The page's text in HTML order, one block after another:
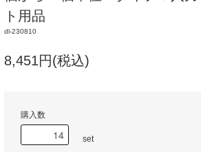
ト用品
dl-230810
8,451円(税込)
購入数
set